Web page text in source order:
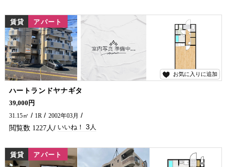
お気に入りに追加
賃貸 アパート
ハートランドヤナギタ
学生さん・単身の方におすすめのアパートです！ 光インターネット無料、女性の方にも安心なオートロック付(^^)/ 近くにはコンビニ・スーパーもあり便利な場所です♪ 延岡市で賃貸物件・アパートをお探しなら、五ヶ瀬不動産へお問い合わせください！！
39,000円
31.15㎡
1R 2002年03月
1227 3
賃貸 アパート